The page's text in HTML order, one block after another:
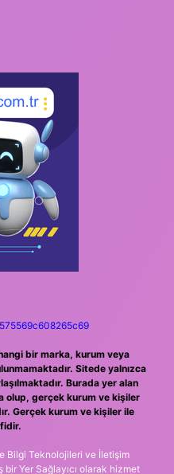
bir marka, kurum veya
Sitede yalnızca
Burada yer alan
olup, gerçek kurum ve kişiler
Gerçek kurum ve kişiler ile
Bilgi Teknolojileri ve İletişim
bir Yer Sağlayıcı olarak hizmet